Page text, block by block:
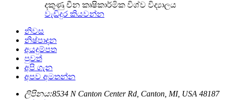
දකුණු චීන කෘෂිකාර්මික විශ්ව විද්‍යාලය
වැඩිදුර කියවන්න
නිවස
නිෂ්පාදන
අයදුම්පත
පුවත්
අපි ගැන
අපව අමතන්න
ලිපිනය:8534 N Canton Center Rd, Canton, MI, USA 48187